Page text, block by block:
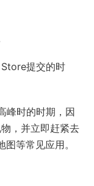
提交的时
峰时的时期，因
，并立即赶紧去
等常见应用。